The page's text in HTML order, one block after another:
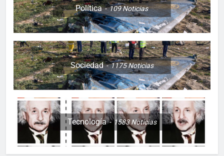
Política 109Noticias
Sociedad 1175Noticias
Tecnología 1583Noticias